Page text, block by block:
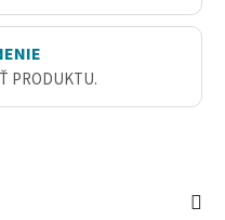
PRODUKTU.